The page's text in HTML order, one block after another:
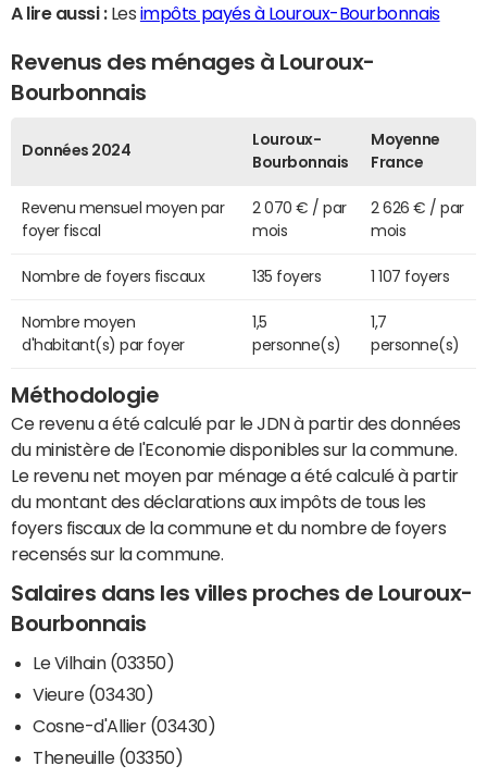
A lire aussi :Les impôts payés à Louroux-Bourbonnais
Revenus des ménages à Louroux-
Bourbonnais
Données 2024
Louroux-
Bourbonnais
Moyenne
France
Revenu mensuel moyen par
foyer fiscal
2 070 € / par
mois
2 626 € / par
mois
Nombre de foyers fiscaux 135 foyers 1 107 foyers
Nombre moyen
d'habitant(s) par foyer
1,5
personne(s)
1,7
personne(s)
Méthodologie
Ce revenu a été calculé par le JDN à partir des données
du ministère de l'Economie disponibles sur la commune.
Le revenu net moyen par ménage a été calculé à partir
du montant des déclarations aux impôts de tous les
foyers fiscaux de la commune et du nombre de foyers
recensés sur la commune.
Salaires dans les villes proches de Louroux-
Bourbonnais
Le Vilhain (03350)
Vieure (03430)
Cosne-d'Allier (03430)
Theneuille (03350)